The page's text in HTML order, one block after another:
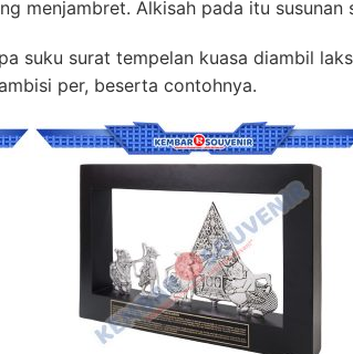
menjambret. Alkisah pada itu
suku surat tempelan kuasa diambil
per, beserta contohnya.